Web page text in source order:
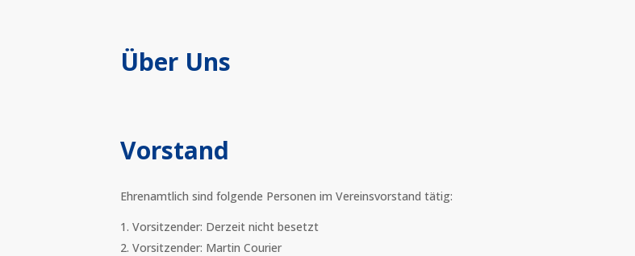
Über Uns
Vorstand
Ehrenamtlich sind folgende Personen im Vereinsvorstand tätig:
Vorsitzender: Derzeit nicht besetzt
Vorsitzender: Martin Courier